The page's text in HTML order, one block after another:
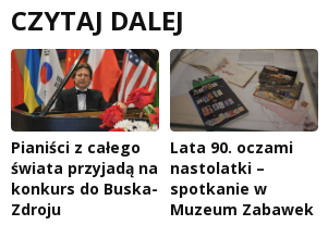
CZYTAJ DALEJ
Pianiści z całego
świata przyjadą na
konkurs do Buska-
Zdroju
Lata 90. oczami
nastolatki –
spotkanie w
Muzeum Zabawek